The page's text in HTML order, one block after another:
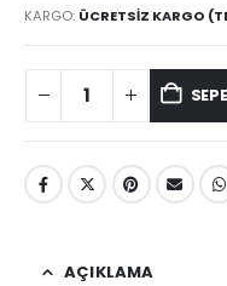
KARGO: ÜCRETSIZ KARGO
AÇIKLAMA